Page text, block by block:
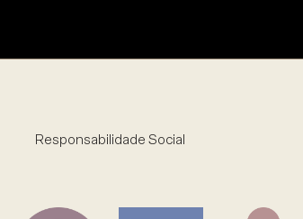
Responsabilidade Social